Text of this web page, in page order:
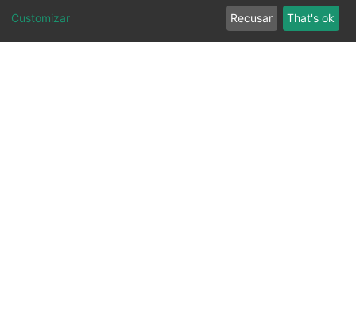
Customizar Recusar That's ok